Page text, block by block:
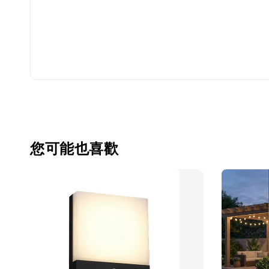
您可能也喜歡